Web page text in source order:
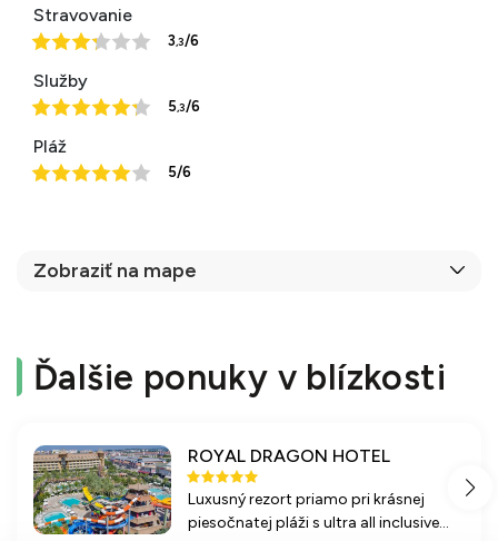
Stravovanie
3,3/6
Služby
5,3/6
Pláž
5/6
Zobraziť na mape
Ďalšie ponuky v blízkosti
ROYAL DRAGON HOTEL
Luxusný rezort priamo pri krásnej
piesočnatej pláži s ultra all inclusive